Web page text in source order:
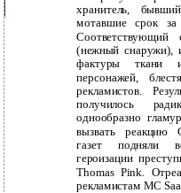
хранитель,
мотавшие срок за
(нежный снаружи),
фактуры ткани
персонажей,
рекламистов.
получилось
однообразно
вызвать реакцию
газет подняли
героизации
Thomas Pink.
рекламистам MC